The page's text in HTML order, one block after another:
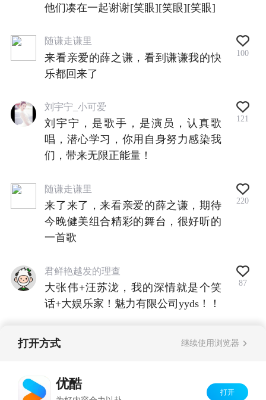
他们凑在一起谢谢[笑眼][笑眼][笑眼]
随谦走谦里
来看亲爱的薛之谦，看到谦谦我的快
乐都回来了
100
刘宇宁_小可爱
刘宇宁，是歌手，是演员，认真歌
唱，潜心学习，你用自身努力感染我
们，带来无限正能量！
121
随谦走谦里
来了来了，来看亲爱的薛之谦，期待
今晚健美组合精彩的舞台，很好听的
一首歌
220
君鲜艳越发的理查
大张伟+汪苏泷，我的深情就是个笑
话+大娱乐家！魅力有限公司yyds！！
87
打开方式 继续使用浏览器
优酷
打开